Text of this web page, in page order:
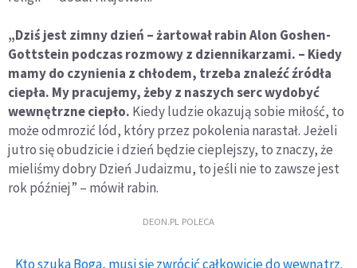
„Dziś jest zimny dzień – żartował rabin Alon Goshen-
Gottstein podczas rozmowy z dziennikarzami. – Kiedy
mamy do czynienia z chłodem, trzeba znaleźć źródła
ciepła. My pracujemy, żeby z naszych serc wydobyć
wewnętrzne ciepło. Kiedy ludzie okazują sobie miłość, to
może odmrozić lód, który przez pokolenia narastał. Jeżeli
jutro się obudzicie i dzień będzie cieplejszy, to znaczy, że
mieliśmy dobry Dzień Judaizmu, to jeśli nie to zawsze jest
rok później” – mówił rabin.
DEON.PL POLECA
Kto szuka Boga, musi się zwrócić całkowicie do wewnątrz.